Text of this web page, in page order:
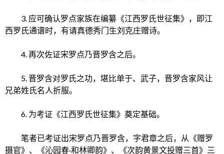
3. 应可确认罗点家族在编纂《江西罗氏世征集》，即江
西罗氏通谱时，有请真德秀门生刘克庄赠诗。
4. 再次佐证宋罗点乃晋罗含之后。
5. 晋罗含对罗氏之功，堪比单于、武子，晋罗含家风让
兄弟姓氏名人折服。
6. 为考证《江西罗氏世征集》奠定基础。
笔者已考证出宋罗点乃晋罗含，字君章之后，从《赠罗
摄官》、《沁园春·和林卿韵》、《次韵黄景文投赠三首》三